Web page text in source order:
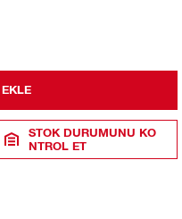
STOK DURUMUNU KO
NTROL ET